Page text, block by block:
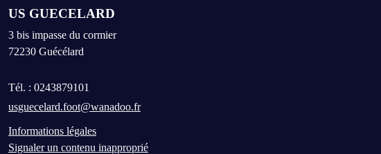
US GUECELARD
3 bis impasse du cormier
72230 Guécélard
Tél. : 0243879101
usguecelard.foot@wanadoo.fr
Informations légales
Signaler un contenu inapproprié